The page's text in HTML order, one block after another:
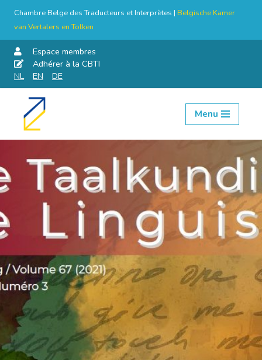
Chambre Belge des Traducteurs et Interprètes | Belgische Kamer
van Vertalers en Tolken
Espace membres
Adhérer à la CBTI
NL
EN DE
Aller
Menu